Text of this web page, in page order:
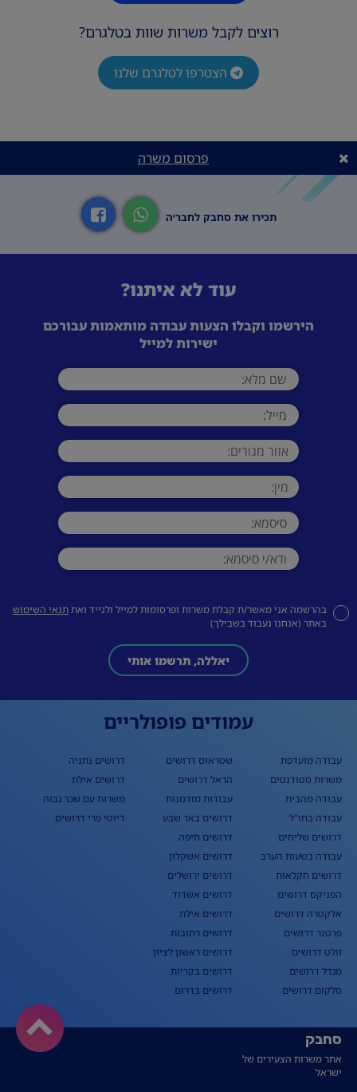
רוצים לקבל משרות שוות בטלגרם?
הצטרפו לטלגרם שלנו
פרסום משרה
תכירו את סחבק לחבר׳ה
עוד לא איתנו?
הירשמו וקבלו הצעות עבודה מותאמות עבורכם
ישירות למייל
בהרשמה אני מאשר/ת קבלת משרות ופרסומות למייל ולנייד ואתתנאי השימוש
באתר (אנחנו נעבוד בשבילך)
יאללה, תרשמו אותי
עמודים פופולריים
עבודה מועדפת
משרות סטודנטים
עבודה מהבית
עבודה בחו"ל
דרושים שליחים
עבודה בשעות הערב
דרושים חקלאות
הפניקס דרושים
אלקטרה דרושים
פרטנר דרושים
וולט דרושים
מגדל דרושים
סלקום דרושים
שטראוס דרושים
הראל דרושים
עבודות מזדמנות
דרושים באר שבע
דרושים חיפה
דרושים אשקלון
דרושים ירושלים
דרושים אשדוד
דרושים אילת
דרושים רחובות
דרושים ראשון לציון
דרושים בקריות
דרושים בדרום
דרושים נתניה
דרושים אילת
משרות עם שכר גבוה
דיוטי פרי דרושים
סחבק
אתר משרות הצעירים של
ישראל